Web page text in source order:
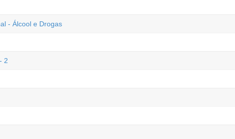
- Álcool e Drogas
2